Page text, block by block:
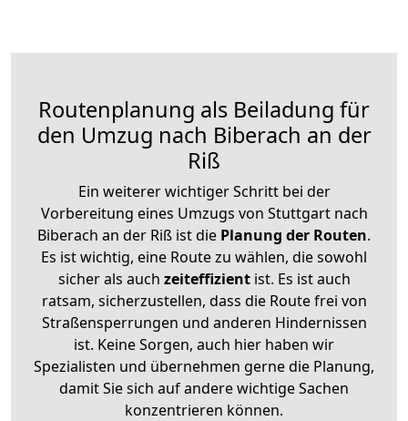
Routenplanung als Beiladung für
den Umzug nach Biberach an der
Riß
Ein weiterer wichtiger Schritt bei der
Vorbereitung eines Umzugs von Stuttgart nach
Biberach an der Riß ist die Planung der Routen.
Es ist wichtig, eine Route zu wählen, die sowohl
sicher als auch zeiteffizientist. Es ist auch
ratsam, sicherzustellen, dass die Route frei von
Straßensperrungen und anderen Hindernissen
ist. Keine Sorgen, auch hier haben wir
Spezialisten und übernehmen gerne die Planung,
damit Sie sich auf andere wichtige Sachen
konzentrieren können.